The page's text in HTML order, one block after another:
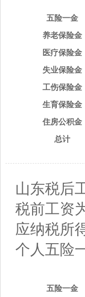
五险一金
养老保险金
医疗保险金
失业保险金
工伤保险金
生育保险金
住房公积金
总计
山东税后
税前工资
应纳税所
个人五险
五险一金